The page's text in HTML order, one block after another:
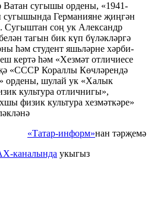
Ватан сугышы ордены, «1941-
сугышында Германияне җиңгән
Сугыштан соң ук Александр
тагын бик күп бүләкләргә
һәм студент яшьләрне хәрби-
кертә һәм «Хезмәт отличиесе
«СССР Кораллы Көчләрендә
ордены, шулай ук «Халык
культура отличнигы»,
физик культура хезмәткәре»
«Татар-информ»нан тәрҗемә
каналында укыгыз